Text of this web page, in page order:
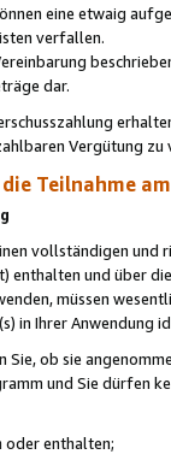
eine etwaig
verfallen.
dar.
Vergütung zu
Teilnahme
vollständigen
enthalten und über
müssen
in Ihrer Anwendung
ob sie
und Sie dürfen
oder enthalten;